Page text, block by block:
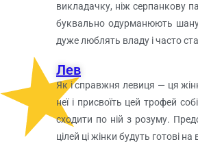
викладачку, ніж серпанкову
буквально одурманюють
дуже люблять владу і часто
Лев
Як і справжня левиця — ця
неї і присвоїть цей трофей
сходити по ній з розуму.
цілей ці жінки будуть готові на